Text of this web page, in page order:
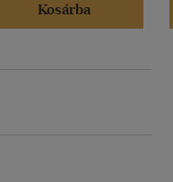
Kosárba